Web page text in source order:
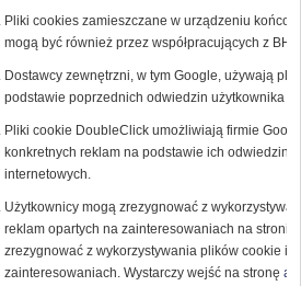
Pliki cookies zamieszczane w urządzeniu
mogą być również przez współpracujących z
Dostawcy zewnętrzni, w tym Google, używają
podstawie poprzednich odwiedzin użytkownika
Pliki cookie DoubleClick umożliwiają firmie
konkretnych reklam na podstawie ich odwiedzin
internetowych.
Użytkownicy mogą zrezygnować z
reklam opartych na zainteresowaniach na stronie
zrezygnować z wykorzystywania plików cookie
zainteresowaniach. Wystarczy wejść na stronę